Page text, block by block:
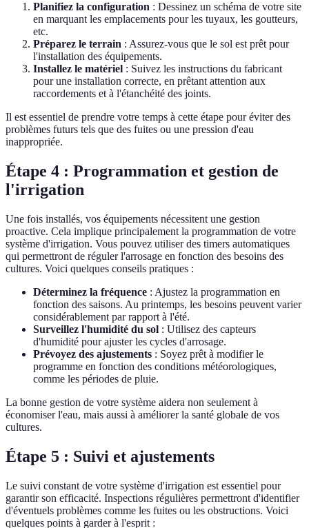
Planifiez la configuration : Dessinez un schéma de votre site
en marquant les emplacements pour les tuyaux, les goutteurs,
etc.
Préparez le terrain : Assurez-vous que le sol est prêt pour
l'installation des équipements.
Installez le matériel : Suivez les instructions du fabricant
pour une installation correcte, en prêtant attention aux
raccordements et à l'étanchéité des joints.
Il est essentiel de prendre votre temps à cette étape pour éviter des
problèmes futurs tels que des fuites ou une pression d'eau
inappropriée.
Étape 4 : Programmation et gestion de
l'irrigation
Une fois installés, vos équipements nécessitent une gestion
proactive. Cela implique principalement la programmation de votre
système d'irrigation. Vous pouvez utiliser des timers automatiques
qui permettront de réguler l'arrosage en fonction des besoins des
cultures. Voici quelques conseils pratiques :
Déterminez la fréquence : Ajustez la programmation en
fonction des saisons. Au printemps, les besoins peuvent varier
considérablement par rapport à l'été.
Surveillez l'humidité du sol : Utilisez des capteurs
d'humidité pour ajuster les cycles d'arrosage.
Prévoyez des ajustements : Soyez prêt à modifier le
programme en fonction des conditions météorologiques,
comme les périodes de pluie.
La bonne gestion de votre système aidera non seulement à
économiser l'eau, mais aussi à améliorer la santé globale de vos
cultures.
Étape 5 : Suivi et ajustements
Le suivi constant de votre système d'irrigation est essentiel pour
garantir son efficacité. Inspections régulières permettront d'identifier
d'éventuels problèmes comme les fuites ou les obstructions. Voici
quelques points à garder à l'esprit :